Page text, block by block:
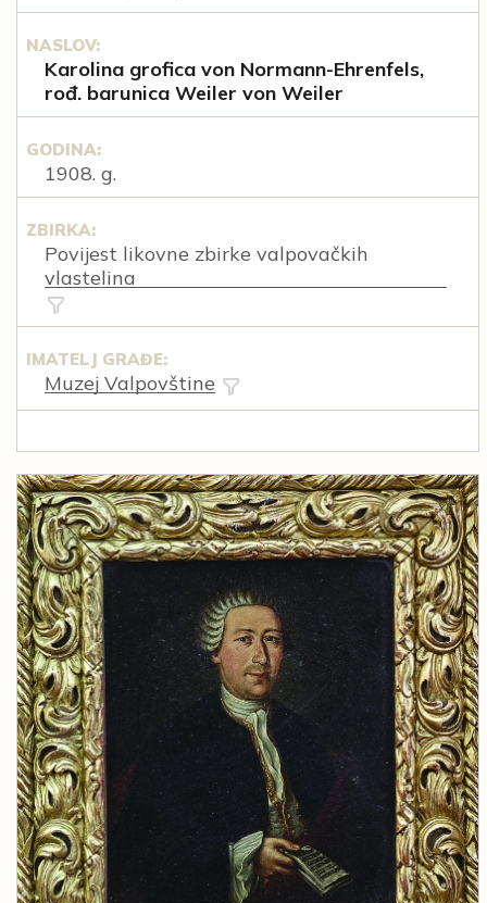
NASLOV:
Karolina grofica von Normann-Ehrenfels,
rođ. barunica Weiler von Weiler
GODINA:
1908. g.
ZBIRKA:
Povijest likovne zbirke valpovačkih
vlastelina
IMATELJ GRAĐE:
Muzej Valpovštine